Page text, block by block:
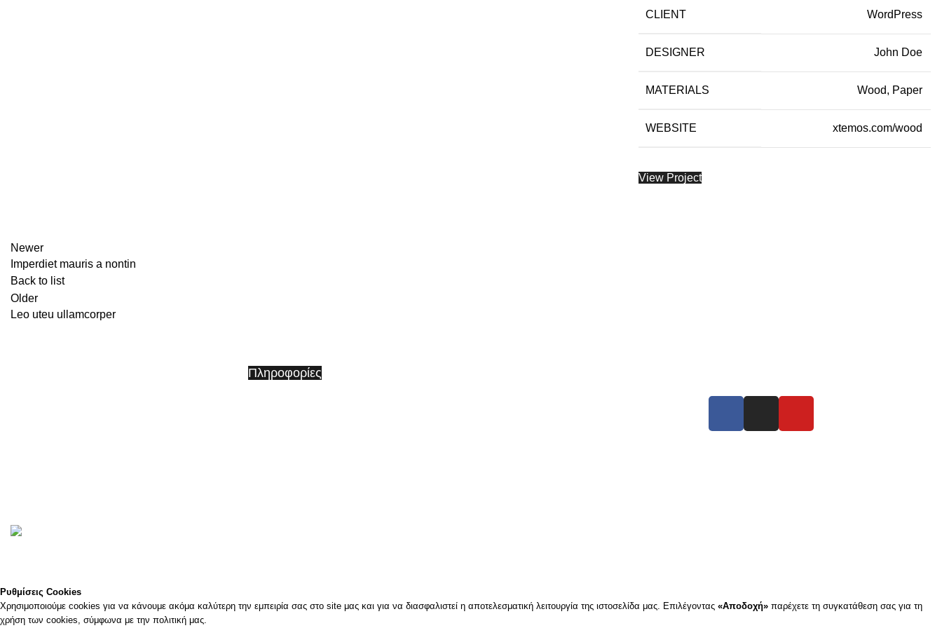
CLIENT WordPress
DESIGNER John Doe
MATERIALS Wood, Paper
WEBSITE xtemos.com/wood
View Project
Newer
Imperdiet mauris a nontin
Back to list
Older
Leo uteu ullamcorper
Πληροφορίες
Ρυθμίσεις Cookies
Χρησιμοποιούμε cookies για να κάνουμε ακόμα καλύτερη την εμπειρία σας στο site μας και για να διασφαλιστεί η αποτελεσματική λειτουργία της ιστοσελίδα μας. Επιλέγοντας «Αποδοχή» παρέχετε τη συγκατάθεση σας για τη
χρήση των cookies, σύμφωνα με την πολιτική μας.